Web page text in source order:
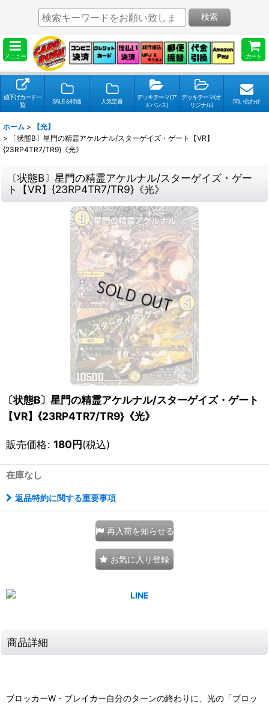
メニュー カート
検索
値下げカード一
覧
SALE＆特価 人気定番
デッキテーマ(ア
ドバンス)
デッキテーマ(オ
リジナル)
問い合わせ
ホーム >
【光】
>
〔状態B〕星門の精霊アケルナル/スターゲイズ・ゲート【VR】
{23RP4TR7/TR9}《光》
〔状態B〕星門の精霊アケルナル/スターゲイズ・ゲー
ト【VR】{23RP4TR7/TR9}《光》
〔状態B〕星門の精霊アケルナル/スターゲイズ・ゲート
【VR】{23RP4TR7/TR9}《光》
販売価格: 180円(税込)
在庫なし
返品特約に関する重要事項
再入荷を知らせる
お気に入り登録
商品詳細
ブロッカーW・ブレイカー自分のターンの終わりに、光の「ブロッ